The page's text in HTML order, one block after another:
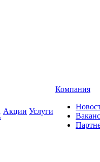
Акции Услуги
Компания